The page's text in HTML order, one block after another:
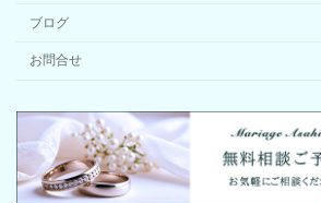
ブログ
お問合せ